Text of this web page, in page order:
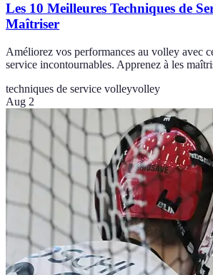
Les 10 Meilleures Techniques de
Maîtriser
Améliorez vos performances au volley avec
service incontournables. Apprenez à les
techniques de service volleyvolley
Aug 2